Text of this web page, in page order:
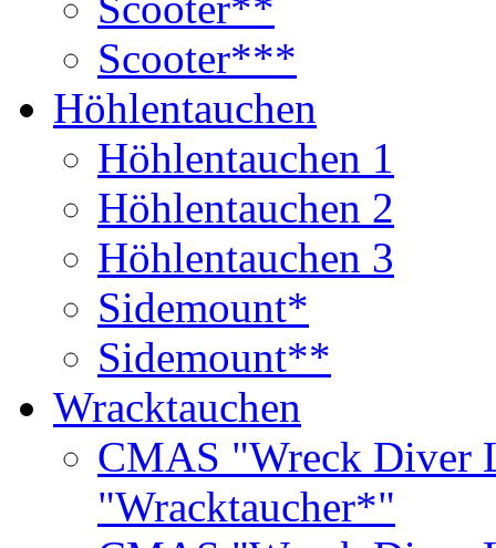
Scooter***
Höhlentauchen
Höhlentauchen 1
Höhlentauchen 2
Höhlentauchen 3
Sidemount*
Sidemount**
Wracktauchen
CMAS "Wreck Diver
"Wracktaucher*"